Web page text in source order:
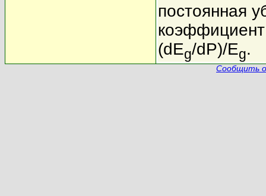
постоянная
коэффициент
(dEg/dP)/Eg.
Сообщить о